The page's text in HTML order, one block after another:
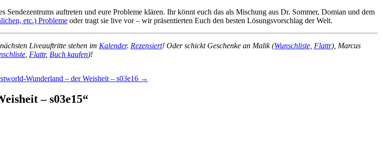
auftreten und eure Probleme klären. Ihr könnt euch das als Mischung aus Dr. Sommer, Domian und dem
etc.) Probleme oder tragt sie live vor – wir präsentierten Euch den besten Lösungsvorschlag der Welt.
Liveauftritte stehen im Kalender. Rezensiert! Oder schickt Geschenke an Malik (Wunschliste, Flattr), Marcus
Flattr, Buch kaufen)!
Wunderland – der Weisheit – s03e16 →
– s03e15“